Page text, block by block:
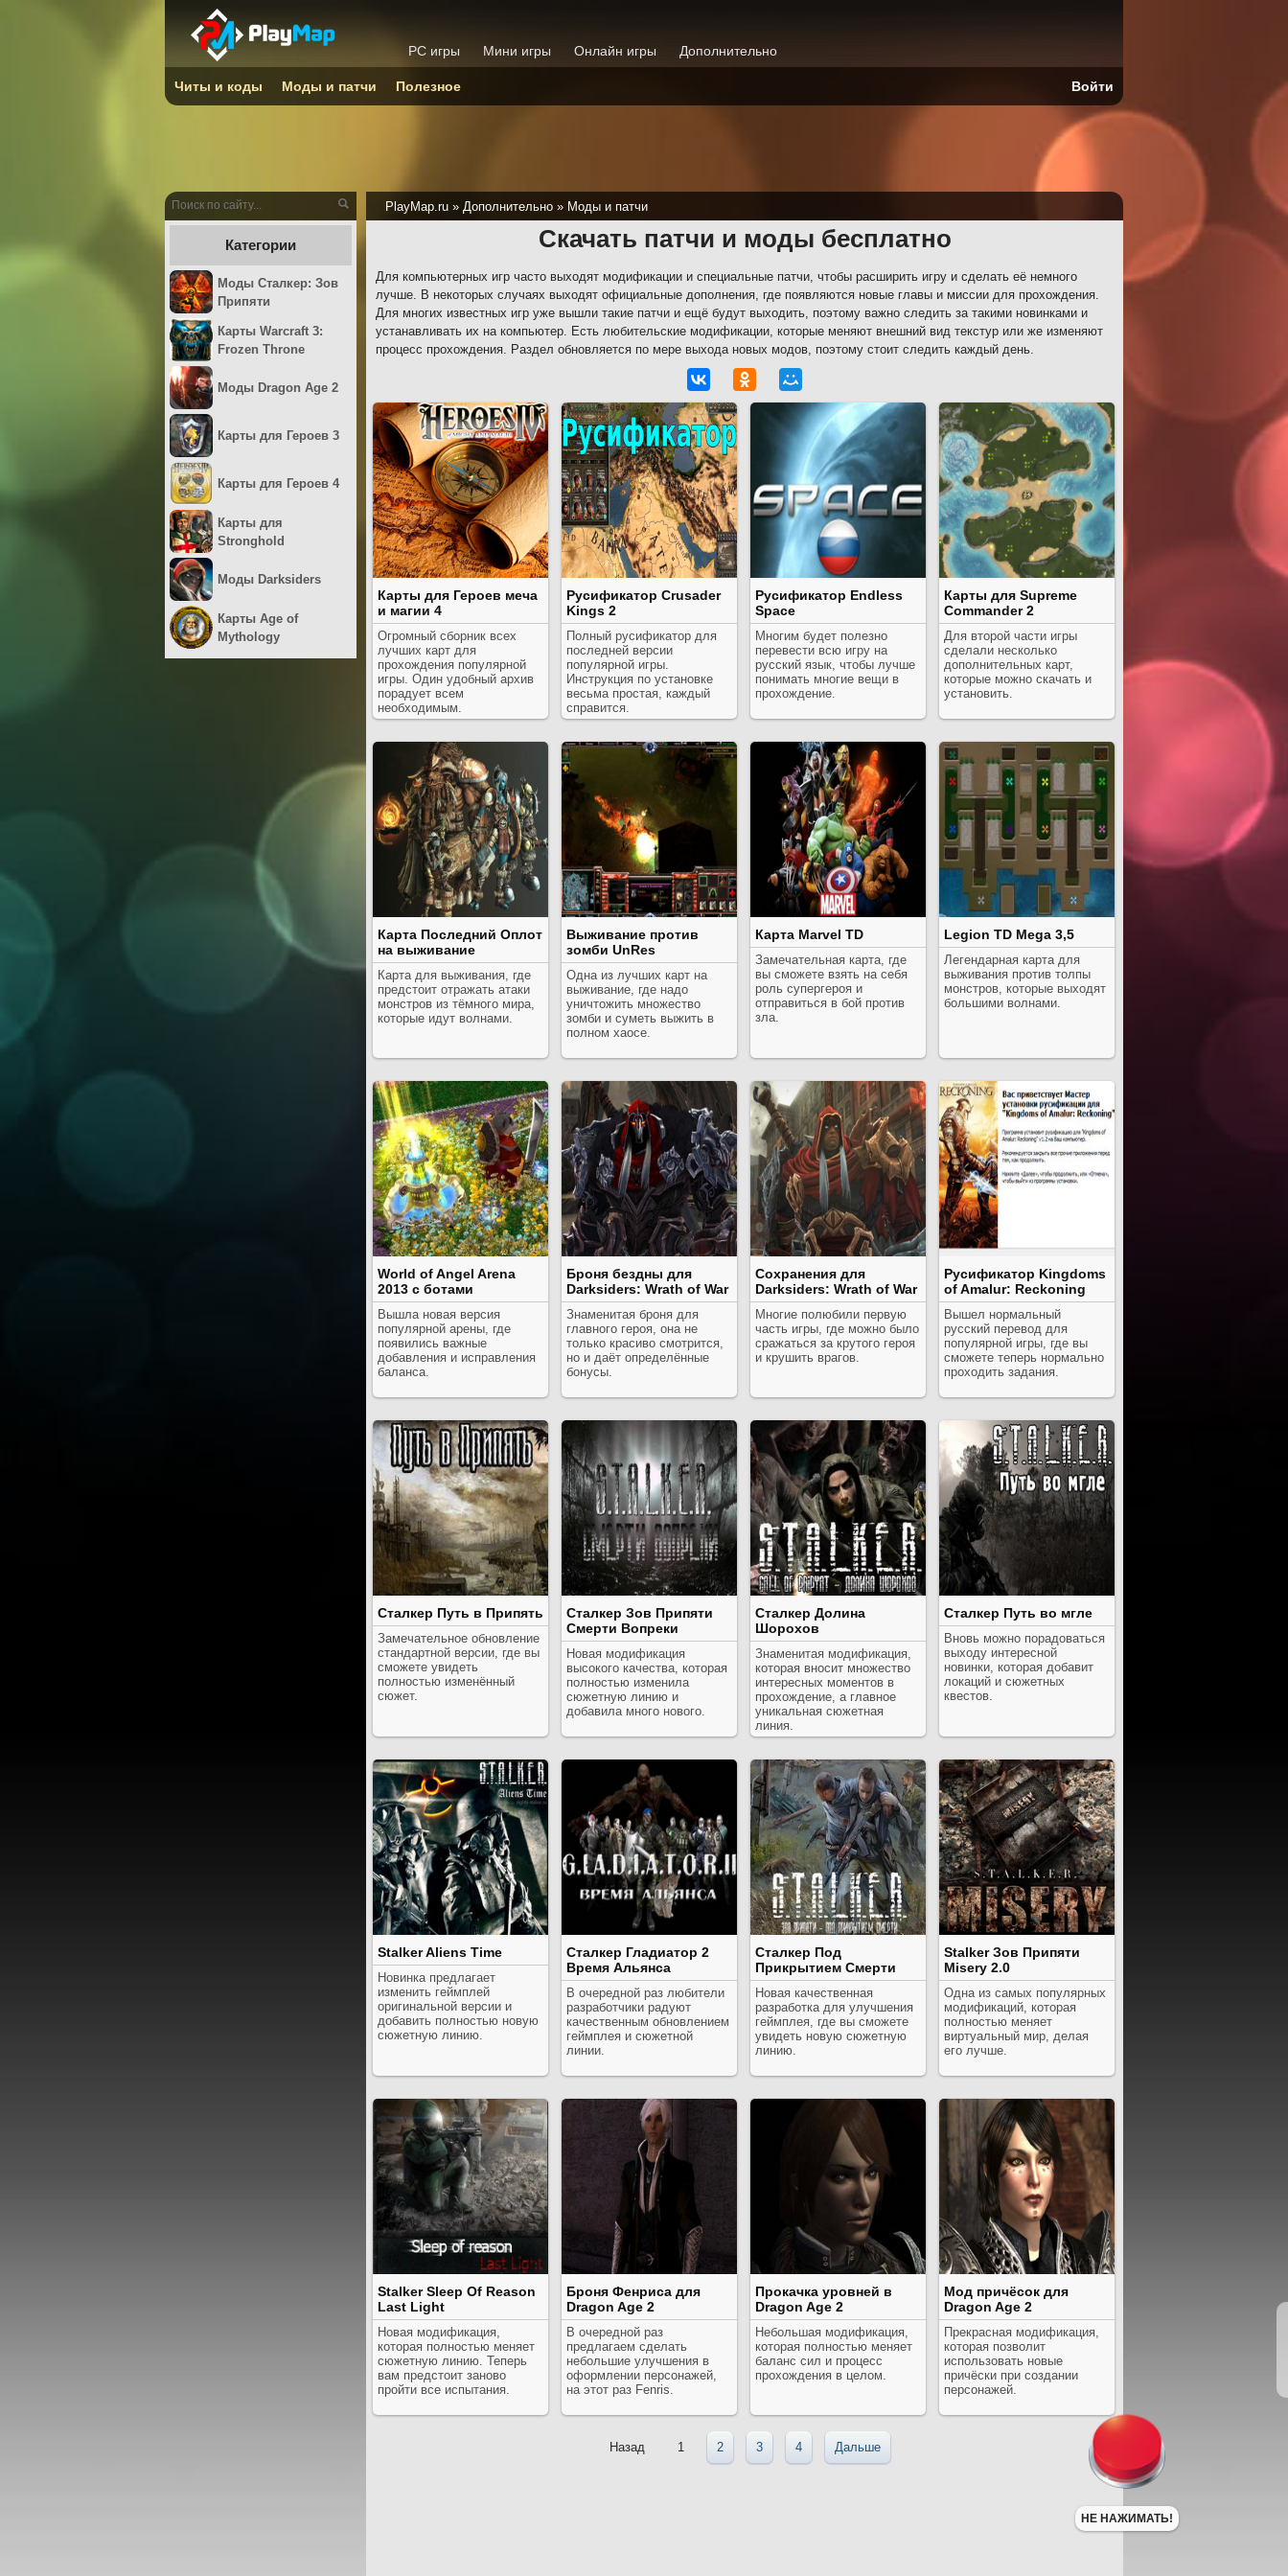
PlayMap.ru » Дополнительно » Моды и патчи
Скачать патчи и моды бесплатно
Для компьютерных игр часто выходят модификации и специальные патчи, чтобы расширить игру и сделать её немного
лучше. В некоторых случаях выходят официальные дополнения, где появляются новые главы и миссии для прохождения.
Для многих известных игр уже вышли такие патчи и ещё будут выходить, поэтому важно следить за такими новинками и
устанавливать их на компьютер. Есть любительские модификации, которые меняют внешний вид текстур или же изменяют
процесс прохождения. Раздел обновляется по мере выхода новых модов, поэтому стоит следить каждый день.
Карты для Героев меча
и магии 4
Огромный сборник всех
лучших карт для
прохождения популярной
игры. Один удобный архив
порадует всем
необходимым.
Русификатор Crusader
Kings 2
Полный русификатор для
последней версии
популярной игры.
Инструкция по установке
весьма простая, каждый
справится.
Русификатор Endless
Space
Многим будет полезно
перевести всю игру на
русский язык, чтобы лучше
понимать многие вещи в
прохождение.
Карты для Supreme
Commander 2
Для второй части игры
сделали несколько
дополнительных карт,
которые можно скачать и
установить.
Карта Последний Оплот
на выживание
Карта для выживания, где
предстоит отражать атаки
монстров из тёмного мира,
которые идут волнами.
Выживание против
зомби UnRes
Одна из лучших карт на
выживание, где надо
уничтожить множество
зомби и суметь выжить в
полном хаосе.
Карта Marvel TD
Замечательная карта, где
вы сможете взять на себя
роль супергероя и
отправиться в бой против
зла.
Legion TD Mega 3,5
Легендарная карта для
выживания против толпы
монстров, которые выходят
большими волнами.
World of Angel Arena
2013 с ботами
Вышла новая версия
популярной арены, где
появились важные
добавления и исправления
баланса.
Броня бездны для
Darksiders: Wrath of War
Знаменитая броня для
главного героя, она не
только красиво смотрится,
но и даёт определённые
бонусы.
Сохранения для
Darksiders: Wrath of War
Многие полюбили первую
часть игры, где можно было
сражаться за крутого героя
и крушить врагов.
Русификатор Kingdoms
of Amalur: Reckoning
Вышел нормальный
русский перевод для
популярной игры, где вы
сможете теперь нормально
проходить задания.
Сталкер Путь в Припять
Замечательное обновление
стандартной версии, где вы
сможете увидеть
полностью изменённый
сюжет.
Сталкер Зов Припяти
Смерти Вопреки
Новая модификация
высокого качества, которая
полностью изменила
сюжетную линию и
добавила много нового.
Сталкер Долина
Шорохов
Знаменитая модификация,
которая вносит множество
интересных моментов в
прохождение, а главное
уникальная сюжетная
линия.
Сталкер Путь во мгле
Вновь можно порадоваться
выходу интересной
новинки, которая добавит
локаций и сюжетных
квестов.
Stalker Aliens Time
Новинка предлагает
изменить геймплей
оригинальной версии и
добавить полностью новую
сюжетную линию.
Сталкер Гладиатор 2
Время Альянса
В очередной раз любители
разработчики радуют
качественным обновлением
геймплея и сюжетной
линии.
Сталкер Под
Прикрытием Смерти
Новая качественная
разработка для улучшения
геймплея, где вы сможете
увидеть новую сюжетную
линию.
Stalker Зов Припяти
Misery 2.0
Одна из самых популярных
модификаций, которая
полностью меняет
виртуальный мир, делая
его лучше.
Stalker Sleep Of Reason
Last Light
Новая модификация,
которая полностью меняет
сюжетную линию. Теперь
вам предстоит заново
пройти все испытания.
Броня Фенриса для
Dragon Age 2
В очередной раз
предлагаем сделать
небольшие улучшения в
оформлении персонажей,
на этот раз Fenris.
Прокачка уровней в
Dragon Age 2
Небольшая модификация,
которая полностью меняет
баланс сил и процесс
прохождения в целом.
Мод причёсок для
Dragon Age 2
Прекрасная модификация,
которая позволит
использовать новые
причёски при создании
персонажей.
Назад 1 2 3 4 Дальше
Категории
Моды Сталкер: Зов
Припяти
Карты Warcraft 3:
Frozen Throne
Моды Dragon Age 2
Карты для Героев 3
Карты для Героев 4
Карты для
Stronghold
Моды Darksiders
Карты Age of
Mythology
PC игры Мини игры Онлайн игры Дополнительно
Читы и коды Моды и патчи Полезное Войти
НЕ НАЖИМАТЬ!